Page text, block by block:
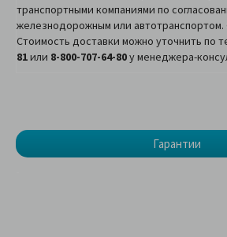
Гарантии
транспортными компаниями по
железнодорожным или
Стоимость доставки можно уточнить по
81или 8-800-707-64-80у менеджера-